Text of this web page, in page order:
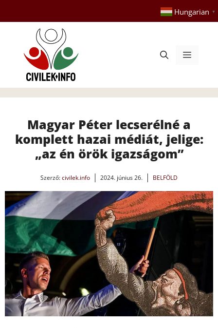
tartalomba
Hungarian ▼
Menü
Magyar Péter lecserélné a
komplett hazai médiát, jelige:
„az én örök igazságom”
Szerző:civilek.info 2024. június 26. BELFÖLD